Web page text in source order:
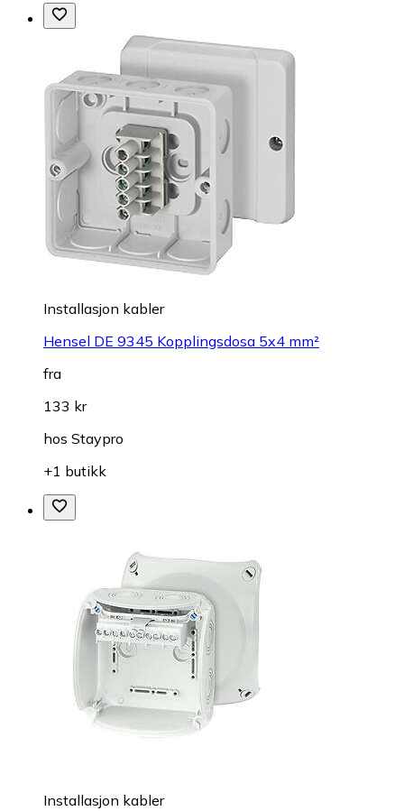
Installasjon kabler
Hensel DE 9345 Kopplingsdosa 5x4 mm²
fra
133 kr
hos Staypro
+1 butikk
Installasjon kabler